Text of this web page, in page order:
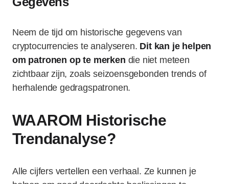
Neem de tijd om historische gegevens van
cryptocurrencies te analyseren. Dit kan je helpen
om patronen op te merken die niet meteen
zichtbaar zijn, zoals seizoensgebonden trends of
herhalende gedragspatronen.
WAAROM Historische
Trendanalyse?
Alle cijfers vertellen een verhaal. Ze kunnen je